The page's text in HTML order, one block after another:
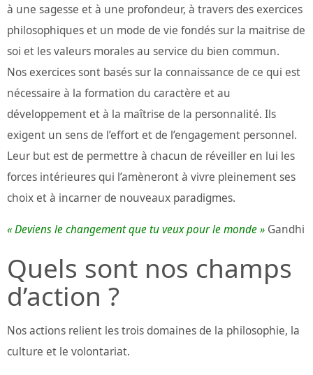
à une sagesse et à une profondeur, à travers des exercices
philosophiques et un mode de vie fondés sur la maitrise de
soi et les valeurs morales au service du bien commun.
Nos exercices sont basés sur la connaissance de ce qui est
nécessaire à la formation du caractère et au
développement et à la maîtrise de la personnalité. Ils
exigent un sens de l’effort et de l’engagement personnel.
Leur but est de permettre à chacun de réveiller en lui les
forces intérieures qui l’amèneront à vivre pleinement ses
choix et à incarner de nouveaux paradigmes.
« Deviens le changement que tu veux pour le monde » Gandhi
Quels sont nos champs
d’action ?
Nos actions relient les trois domaines de la philosophie, la
culture et le volontariat.